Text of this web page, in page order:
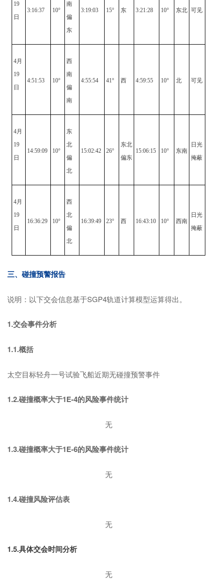
19
日
3:16:37 10°
南
偏
东
3:19:03 15° 东 3:21:28 10° 东北 可见
4月
19
日
4:51:53 10°
西
南
偏
南
4:55:54 41° 西 4:59:55 10° 北 可见
4月
19
日
14:59:09 10°
东
北
偏
北
15:02:42 26°
东北
偏东
15:06:15 10° 东南
日光
掩蔽
4月
19
日
16:36:29 10°
西
北
偏
北
16:39:49 23° 西 16:43:10 10° 西南
日光
掩蔽
三、碰撞预警报告
说明：以下交会信息基于SGP4轨道计算模型运算得出。
1.交会事件分析
1.1.概括
太空目标轻舟一号试验飞船近期无碰撞预警事件
1.2.碰撞概率大于1E-4的风险事件统计
无
1.3.碰撞概率大于1E-6的风险事件统计
无
1.4.碰撞风险评估表
无
1.5.具体交会时间分析
无